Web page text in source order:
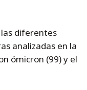
diferentes
analizadas en la
ómicron (99) y el